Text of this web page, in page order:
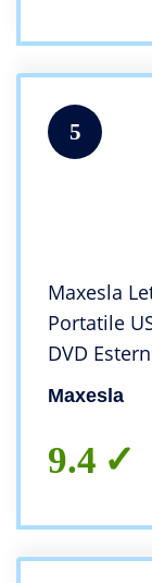
5
Maxesla
Portatile
DVD
TF e 2
Esterno,
Maxesla
9.4